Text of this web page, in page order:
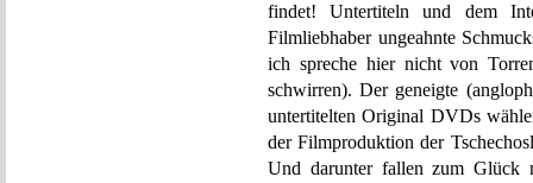
findet! Untertiteln und dem
Filmliebhaber ungeahnte
ich spreche hier nicht von
schwirren). Der geneigte
untertitelten Original DVDs
der Filmproduktion der
Und darunter fallen zum Glück